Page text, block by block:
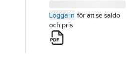
Logga in för att se saldo
och pris